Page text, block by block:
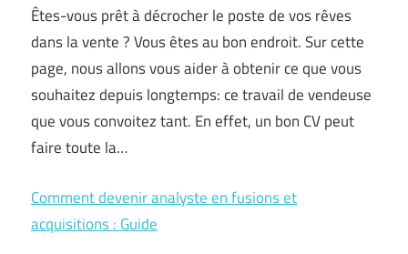
Êtes-vous prêt à décrocher le poste de vos rêves
dans la vente ? Vous êtes au bon endroit. Sur cette
page, nous allons vous aider à obtenir ce que vous
souhaitez depuis longtemps: ce travail de vendeuse
que vous convoitez tant. En effet, un bon CV peut
faire toute la…
Comment devenir analyste en fusions et
acquisitions : Guide